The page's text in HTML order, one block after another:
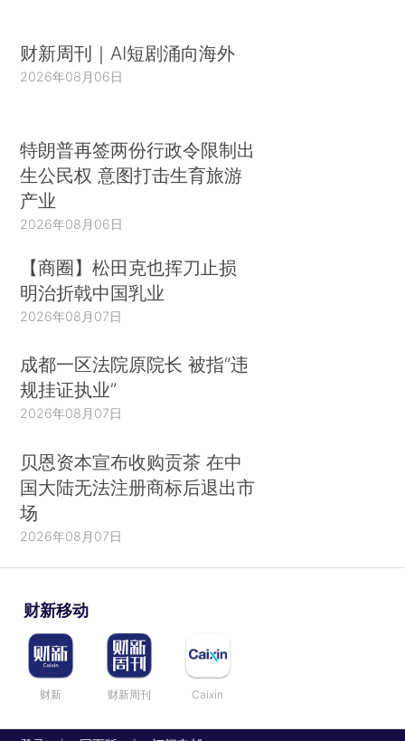
财新周刊｜AI短剧涌向海外
2026年08月06日
特朗普再签两份行政令限制出
生公民权 意图打击生育旅游
产业
2026年08月06日
【商圈】松田克也挥刀止损
明治折戟中国乳业
2026年08月07日
成都一区法院原院长 被指“违
规挂证执业”
2026年08月07日
贝恩资本宣布收购贡茶 在中
国大陆无法注册商标后退出市
场
2026年08月07日
财新移动
财新 财新周刊 Caixin